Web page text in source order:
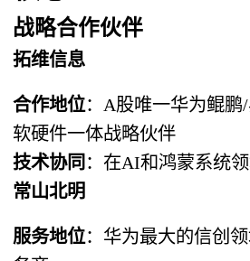
战略合作伙伴
拓维信息
合作地位：A股唯一华为鲲
软硬件一体战略伙伴
技术协同 ：在AI和鸿蒙系统
常山北明
服务地位：华为最大的信创